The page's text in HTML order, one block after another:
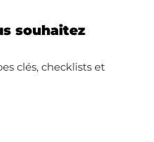
souhaitez
clés, checklists et